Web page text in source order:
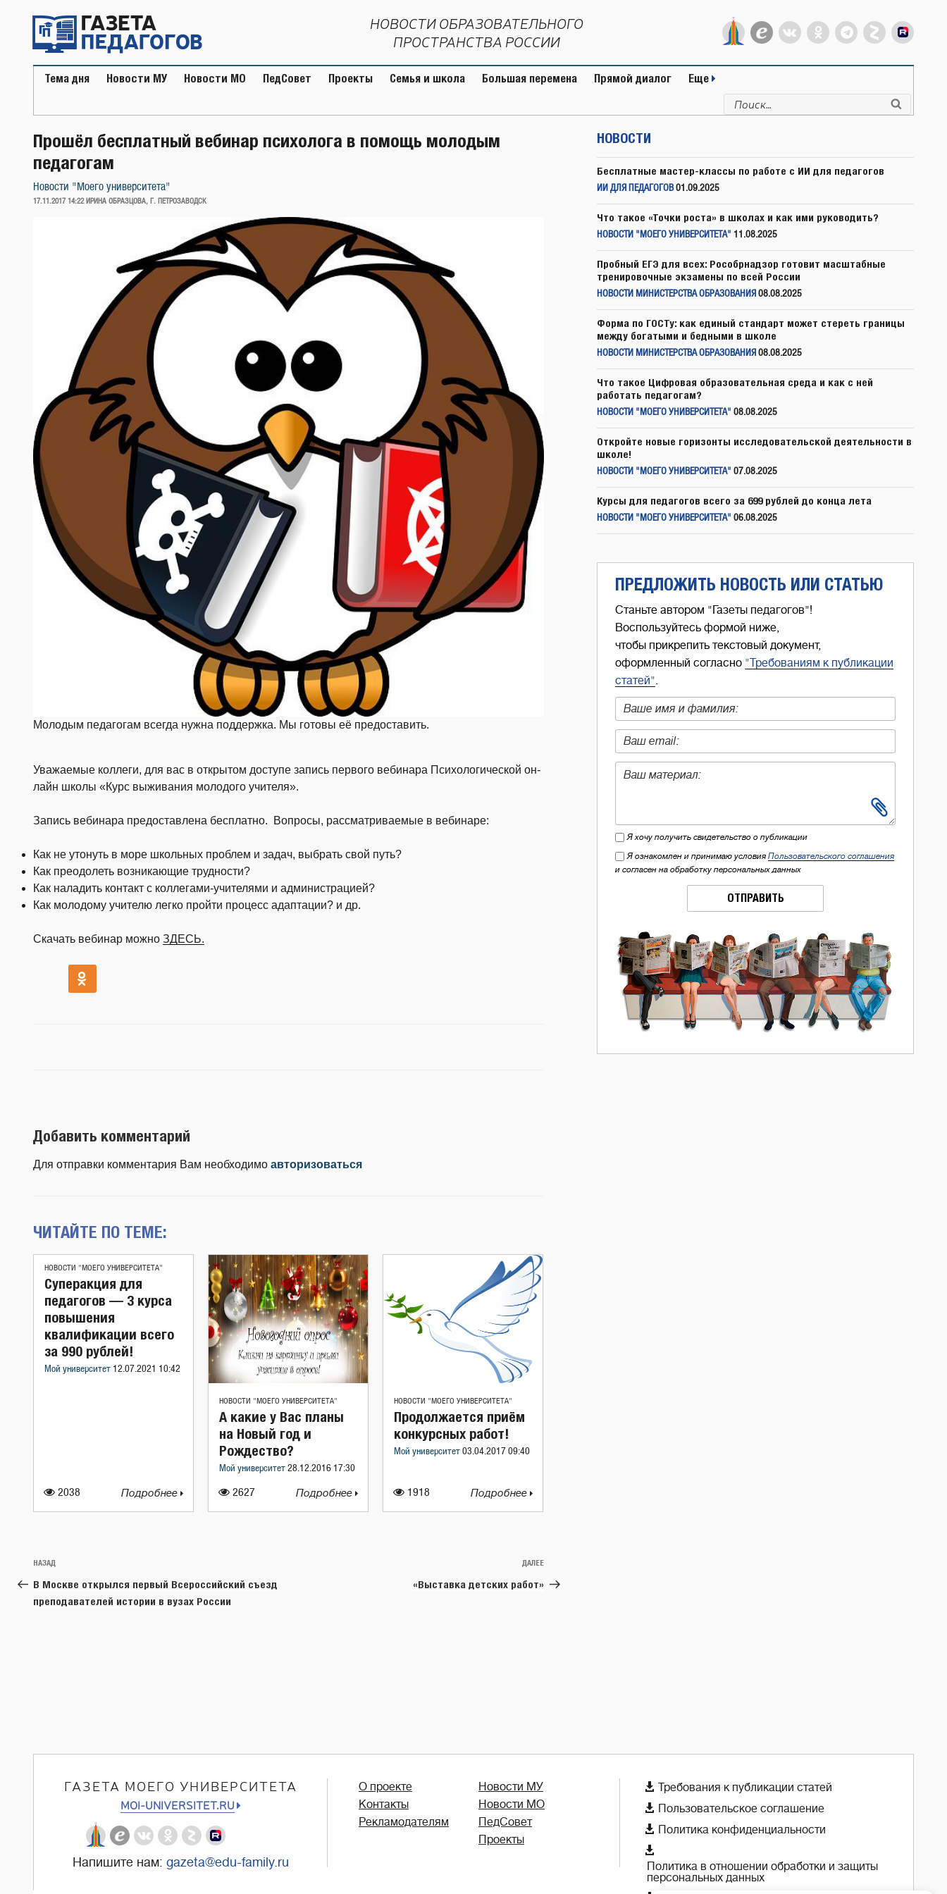
содержимому
НОВОСТИ ОБРАЗОВАТЕЛЬНОГО
ПРОСТРАНСТВА РОССИИ
Тема дня Новости МУ Новости МО ПедСовет Проекты Семья и школа Большая перемена Прямой диалог Еще
Искать:
Прошёл бесплатный вебинар психолога в помощь молодым
педагогам
Новости "Моего университета"
ОПУБЛИКОВАНО
17.11.2017 14:22 ИРИНА ОБРАЗЦОВА, Г. ПЕТРОЗАВОДСК
Молодым педагогам всегда нужна поддержка. Мы готовы её предоставить.
Уважаемые коллеги, для вас в открытом доступе запись первого вебинара Психологической он-
лайн школы «Курс выживания молодого учителя».
Запись вебинара предоставлена бесплатно. Вопросы, рассматриваемые в вебинаре:
Как не утонуть в море школьных проблем и задач, выбрать свой путь?
Как преодолеть возникающие трудности?
Как наладить контакт с коллегами-учителями и администрацией?
Как молодому учителю легко пройти процесс адаптации? и др.
Скачать вебинар можно ЗДЕСЬ.
Добавить комментарий
Для отправки комментария Вам необходимо авторизоваться
ЧИТАЙТЕ ПО ТЕМЕ:
НОВОСТИ "МОЕГО УНИВЕРСИТЕТА"
2038
Суперакция для
педагогов — 3 курса
повышения
квалификации всего
за 990 рублей!
Мой университет 12.07.2021 10:42
Подробнее
НОВОСТИ "МОЕГО УНИВЕРСИТЕТА"
2627
А какие у Вас планы
на Новый год и
Рождество?
Мой университет 28.12.2016 17:30
Подробнее
НОВОСТИ "МОЕГО УНИВЕРСИТЕТА"
1918
Продолжается приём
конкурсных работ!
Мой университет 03.04.2017 09:40
Подробнее
Навигация
по
записям
Предыдущая
запись:
НАЗАД
В Москве открылся первый Всероссийский съезд
преподавателей истории в вузах России
Следующая
запись
ДАЛЕЕ
«Выставка детских работ»
НОВОСТИ
Бесплатные мастер-классы по работе с ИИ для педагогов
ИИ ДЛЯ ПЕДАГОГОВ 01.09.2025
Что такое «Точки роста» в школах и как ими руководить?
НОВОСТИ "МОЕГО УНИВЕРСИТЕТА" 11.08.2025
Пробный ЕГЭ для всех: Рособрнадзор готовит масштабные
тренировочные экзамены по всей России
НОВОСТИ МИНИСТЕРСТВА ОБРАЗОВАНИЯ 08.08.2025
Форма по ГОСТу: как единый стандарт может стереть границы
между богатыми и бедными в школе
НОВОСТИ МИНИСТЕРСТВА ОБРАЗОВАНИЯ 08.08.2025
Что такое Цифровая образовательная среда и как с ней
работать педагогам?
НОВОСТИ "МОЕГО УНИВЕРСИТЕТА" 08.08.2025
Откройте новые горизонты исследовательской деятельности в
школе!
НОВОСТИ "МОЕГО УНИВЕРСИТЕТА" 07.08.2025
Курсы для педагогов всего за 699 рублей до конца лета
НОВОСТИ "МОЕГО УНИВЕРСИТЕТА" 06.08.2025
ПРЕДЛОЖИТЬ НОВОСТЬ ИЛИ СТАТЬЮ
Станьте автором "Газеты педагогов"!
Воспользуйтесь формой ниже,
чтобы прикрепить текстовый документ,
оформленный согласно "Требованиям к публикации
статей".
Я хочу получить свидетельство о публикации
Я ознакомлен и принимаю условия Пользовательского соглашения
и согласен на обработку персональных данных
ОТПРАВИТЬ
ГАЗЕТА МОЕГО УНИВЕРСИТЕТА
MOI-UNIVERSITET.RU
Напишите нам: gazeta@edu-family.ru
О проекте
Контакты
Рекламодателям
Новости МУ
Новости МО
ПедСовет
Проекты
 Требования к публикации статей
 Пользовательское соглашение
 Политика конфиденциальности

Политика в отношении обработки и защиты
персональных данных